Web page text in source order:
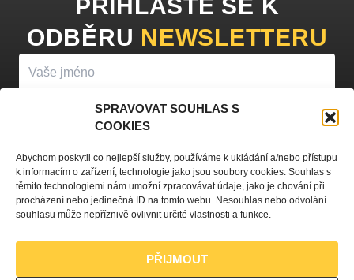
SPRAVOVAT SOUHLAS S
COOKIES
Abychom poskytli co nejlepší služby, používáme k ukládání a/nebo přístupu
k informacím o zařízení, technologie jako jsou soubory cookies. Souhlas s
těmito technologiemi nám umožní zpracovávat údaje, jako je chování při
procházení nebo jedinečná ID na tomto webu. Nesouhlas nebo odvolání
souhlasu může nepříznivě ovlivnit určité vlastnosti a funkce.
PŘIJMOUT
PŘIHLASTE SE K
ODBĚRU NEWSLETTERU
Vyplněním vašeho jména a e-mailu souhlasíte sezpracováním
osobních údajůa zasíláním obchodních sdělení.